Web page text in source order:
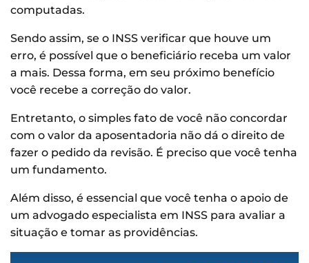
computadas.
Sendo assim, se o INSS verificar que houve um
erro, é possível que o beneficiário receba um valor
a mais. Dessa forma, em seu próximo benefício
você recebe a correção do valor.
Entretanto, o simples fato de você não concordar
com o valor da aposentadoria não dá o direito de
fazer o pedido da revisão. É preciso que você tenha
um fundamento.
Além disso, é essencial que você tenha o apoio de
um advogado especialista em INSS para avaliar a
situação e tomar as providências.